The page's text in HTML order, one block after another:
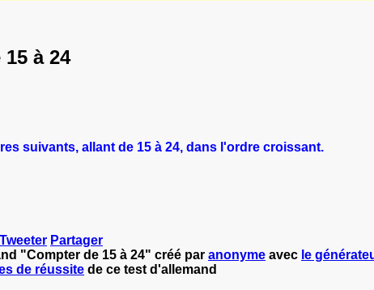
à 24
suivants, allant de 15 à 24, dans l'ordre croissant.
Tweeter Partager
"Compter de 15 à 24" créé par anonyme avec le
de réussite de ce test d'allemand